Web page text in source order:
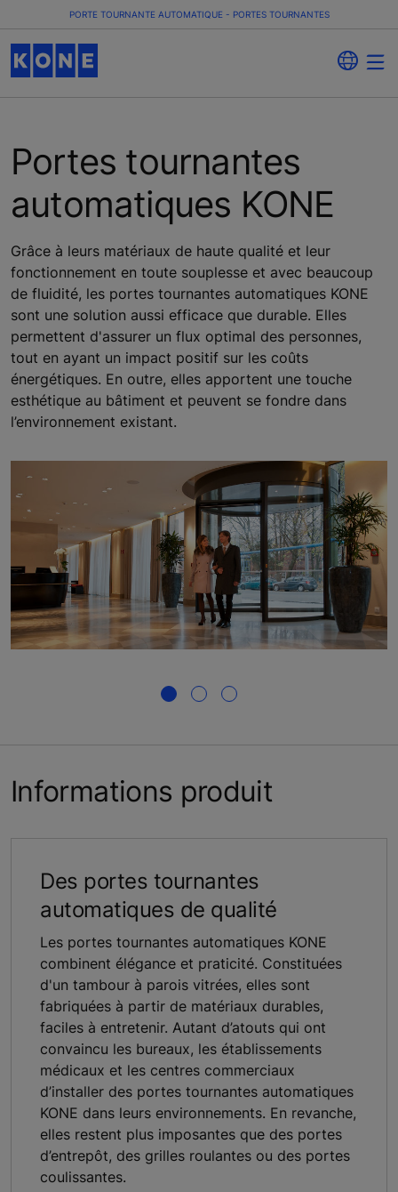
PORTE TOURNANTE AUTOMATIQUE - PORTES TOURNANTES
Portes tournantes
automatiques KONE
Grâce à leurs matériaux de haute qualité et leur
fonctionnement en toute souplesse et avec beaucoup
de fluidité, les portes tournantes automatiques KONE
sont une solution aussi efficace que durable. Elles
permettent d'assurer un flux optimal des personnes,
tout en ayant un impact positif sur les coûts
énergétiques. En outre, elles apportent une touche
esthétique au bâtiment et peuvent se fondre dans
l’environnement existant.
Informations produit
Des portes tournantes
automatiques de qualité
Les portes tournantes automatiques KONE
combinent élégance et praticité. Constituées
d'un tambour à parois vitrées, elles sont
fabriquées à partir de matériaux durables,
faciles à entretenir. Autant d’atouts qui ont
convaincu les bureaux, les établissements
médicaux et les centres commerciaux
d’installer des portes tournantes automatiques
KONE dans leurs environnements. En revanche,
elles restent plus imposantes que des portes
d’entrepôt, des grilles roulantes ou des portes
coulissantes.